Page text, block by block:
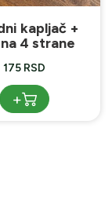
kapljač +
4 strane
175 RSD
+